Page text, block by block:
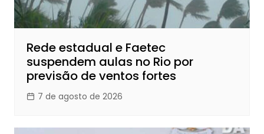
Rede estadual e Faetec
suspendem aulas no Rio por
previsão de ventos fortes
7 de agosto de 2026